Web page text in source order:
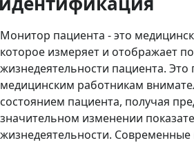
Монитор пациента - это
которое измеряет и отображает
жизнедеятельности пациента. Это
медицинским работникам
состоянием пациента, получая
значительном изменении
жизнедеятельности.